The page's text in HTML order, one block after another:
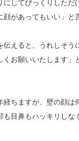
にしてびっくりしただ
があってもいい」と
伝えると、うれしそう
くお願いいたします
経ちますが、壁の顔は
も目鼻もハッキリしな